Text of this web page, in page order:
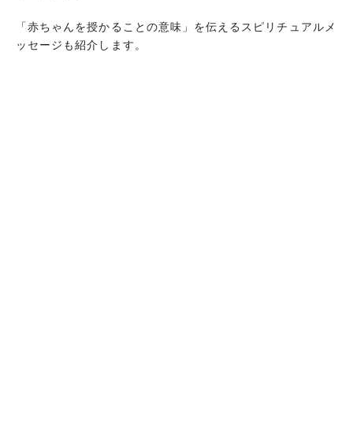
「赤ちゃんを授かることの意味」を伝えるスピリチュアルメ
ッセージも紹介します。